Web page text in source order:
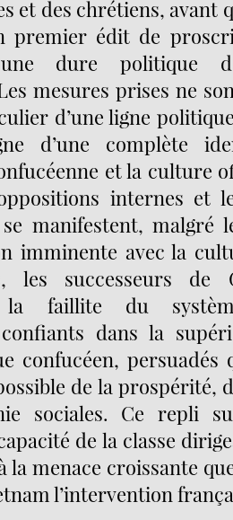
et des chrétiens, avant
premier édit de
dure politique
mesures prises ne
d’une ligne
d’une complète
et la culture
internes et
manifestent, malgré
imminente avec la
les successeurs de
la faillite du
dans la
confucéen, persuadés
de la prospérité,
sociales. Ce repli
de la classe
la menace croissante
l’intervention